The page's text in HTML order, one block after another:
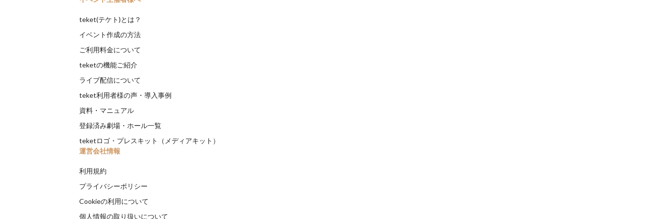
teket(テケト)とは？
イベント作成の方法
ご利用料金について
teketの機能ご紹介
ライブ配信について
teket利用者様の声・導入事例
資料・マニュアル
登録済み劇場・ホール一覧
teketロゴ・プレスキット（メディアキット）
運営会社情報
利用規約
プライバシーポリシー
Cookieの利用について
個人情報の取り扱いについて